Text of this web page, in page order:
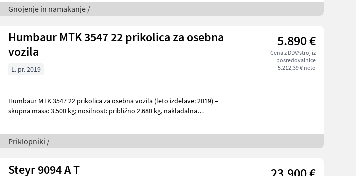
Gnojenje in namakanje /
Humbaur MTK 3547 22 prikolica za osebna
vozila
5.890 €
Cena z DDV/stroj iz
posredovalnice
5.212,39 € neto
L. pr. 2019
Humbaur MTK 3547 22 prikolica za osebna vozila (leto izdelave: 2019) –
skupna masa: 3.500 kg; nosilnost: približno 2.680 kg, nakladalna
Priklopniki /
Steyr 9094 A T